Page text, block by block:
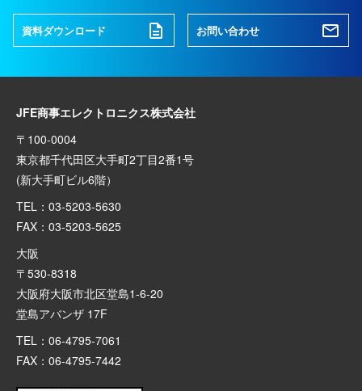
資料ダウンロード お問い合わせ
JFE商事エレクトロニクス株式会社
〒100-0004
東京都千代田区大手町2丁目2番1号
(新大手町ビル6階）
TEL：03-5203-5630
FAX：03-5203-5625
大阪
〒530-8318
大阪府大阪市北区堂島1-6-20
堂島アバンザ 17F
TEL：06-4795-7061
FAX：06-4795-7442